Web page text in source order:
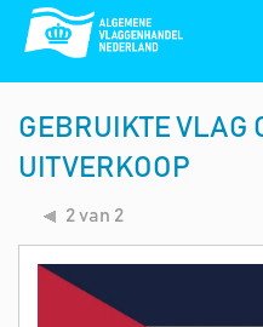
GEBRUIKTE VLAG
UITVERKOOP
2 van 2